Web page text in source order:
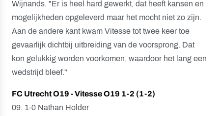
Wijnands. "Er is heel hard gewerkt, dat heeft kansen en
mogelijkheden opgeleverd maar het mocht niet zo zijn.
Aan de andere kant kwam Vitesse tot twee keer toe
gevaarlijk dichtbij uitbreiding van de voorsprong. Dat
kon gelukkig worden voorkomen, waardoor het lang een
wedstrijd bleef."
FC Utrecht O19 - Vitesse O19 1-2 (1-2)
09. 1-0 Nathan Holder